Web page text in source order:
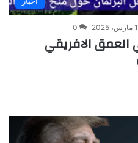
0
العمق الافريقي